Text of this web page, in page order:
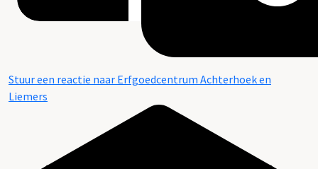
Stuur een reactie naar Erfgoedcentrum Achterhoek en
Liemers